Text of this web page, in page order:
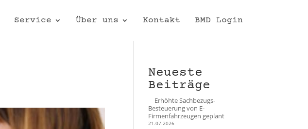
Service Über uns Kontakt BMD Login
Neueste
Beiträge
Erhöhte Sachbezugs-
Besteuerung von E-
Firmenfahrzeugen geplant
21.07.2026